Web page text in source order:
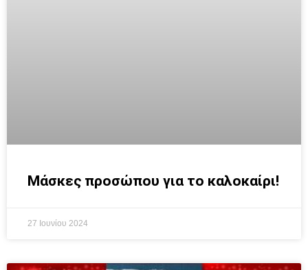
Μάσκες προσώπου για το καλοκαίρι!
27 Ιουνίου 2024